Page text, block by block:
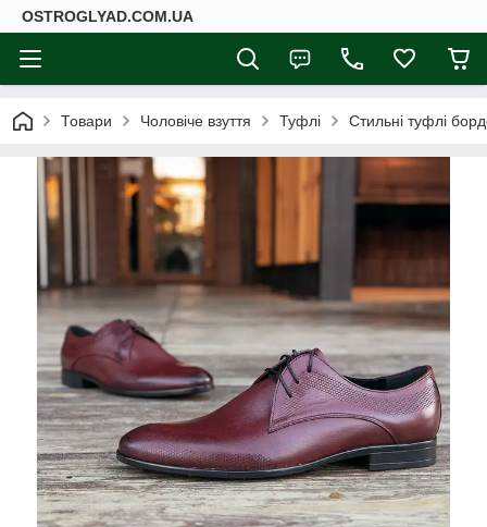
ОSTROGLYAD.СOM.UA
Товари Чоловіче взуття Туфлі Стильні туфлі